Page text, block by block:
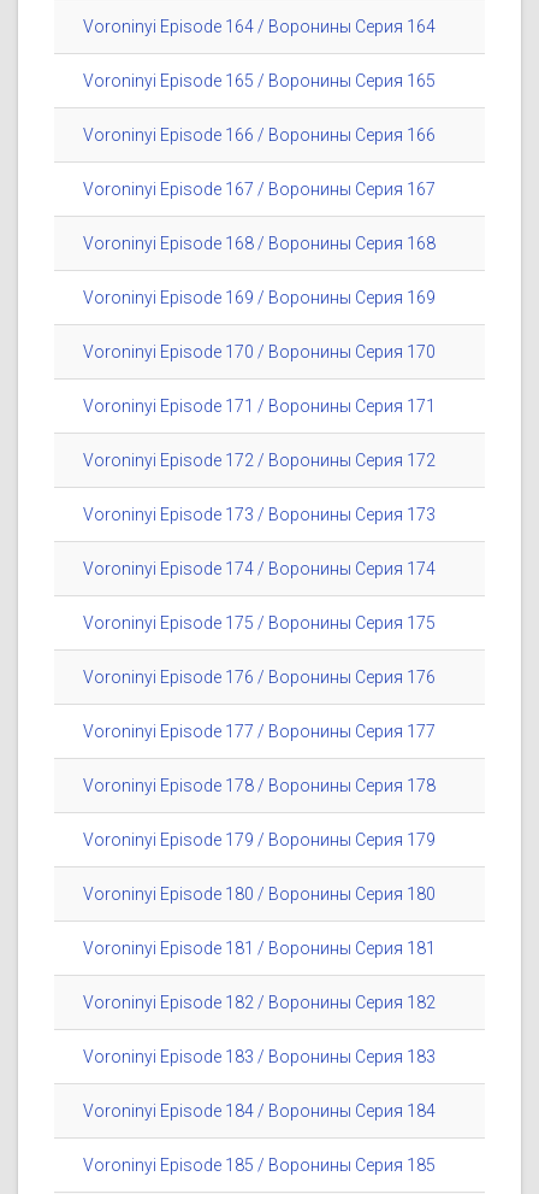
Voroninyi Episode 164 / Воронины Серия 164
Voroninyi Episode 165 / Воронины Серия 165
Voroninyi Episode 166 / Воронины Серия 166
Voroninyi Episode 167 / Воронины Серия 167
Voroninyi Episode 168 / Воронины Серия 168
Voroninyi Episode 169 / Воронины Серия 169
Voroninyi Episode 170 / Воронины Серия 170
Voroninyi Episode 171 / Воронины Серия 171
Voroninyi Episode 172 / Воронины Серия 172
Voroninyi Episode 173 / Воронины Серия 173
Voroninyi Episode 174 / Воронины Серия 174
Voroninyi Episode 175 / Воронины Серия 175
Voroninyi Episode 176 / Воронины Серия 176
Voroninyi Episode 177 / Воронины Серия 177
Voroninyi Episode 178 / Воронины Серия 178
Voroninyi Episode 179 / Воронины Серия 179
Voroninyi Episode 180 / Воронины Серия 180
Voroninyi Episode 181 / Воронины Серия 181
Voroninyi Episode 182 / Воронины Серия 182
Voroninyi Episode 183 / Воронины Серия 183
Voroninyi Episode 184 / Воронины Серия 184
Voroninyi Episode 185 / Воронины Серия 185